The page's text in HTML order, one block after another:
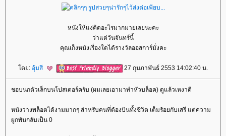
หนังให้แง่คิดอะไรมากมายเลยนะคะ
ว่าแต่วันจันทร์นี้
คุณเก็งหนังเรื่องใดได้รางวัลออสการ์มั่งคะ
ดย: อุ้มสี 27 กุมภาพันธ์ 2553 14:02:40 น.
ชอบนกตัวเล็กบนโปสเตอร์ครับ (ผมเลยเอามาทำหัวบล็อค) ดูแล้วเหงาดี
หนังวางพล็อตได้งามมากๆ สำหรับคนที่ต้องบินทั้งชีวิต เต็มร้อยกับเสรี แต่ความ
ผูกพันกลับเป็น 0